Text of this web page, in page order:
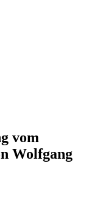
vom
Wolfgang